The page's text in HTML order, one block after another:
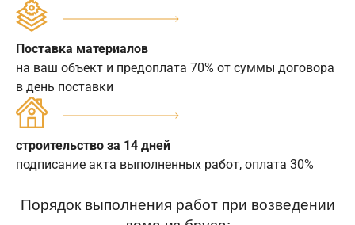
Поставка материалов
на ваш объект и предоплата 70% от суммы договора
в день поставки
строительство за 14 дней
подписание акта выполненных работ, оплата 30%
Порядок выполнения работ при возведении